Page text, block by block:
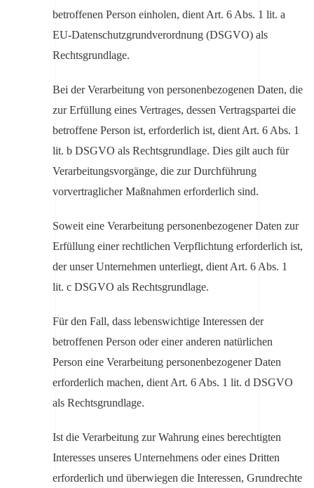
betroffenen Person einholen, dient Art. 6 Abs. 1 lit. a
EU-Datenschutzgrundverordnung (DSGVO) als
Rechtsgrundlage.
Bei der Verarbeitung von personenbezogenen Daten, die
zur Erfüllung eines Vertrages, dessen Vertragspartei die
betroffene Person ist, erforderlich ist, dient Art. 6 Abs. 1
lit. b DSGVO als Rechtsgrundlage. Dies gilt auch für
Verarbeitungsvorgänge, die zur Durchführung
vorvertraglicher Maßnahmen erforderlich sind.
Soweit eine Verarbeitung personenbezogener Daten zur
Erfüllung einer rechtlichen Verpflichtung erforderlich ist,
der unser Unternehmen unterliegt, dient Art. 6 Abs. 1
lit. c DSGVO als Rechtsgrundlage.
Für den Fall, dass lebenswichtige Interessen der
betroffenen Person oder einer anderen natürlichen
Person eine Verarbeitung personenbezogener Daten
erforderlich machen, dient Art. 6 Abs. 1 lit. d DSGVO
als Rechtsgrundlage.
Ist die Verarbeitung zur Wahrung eines berechtigten
Interesses unseres Unternehmens oder eines Dritten
erforderlich und überwiegen die Interessen, Grundrechte